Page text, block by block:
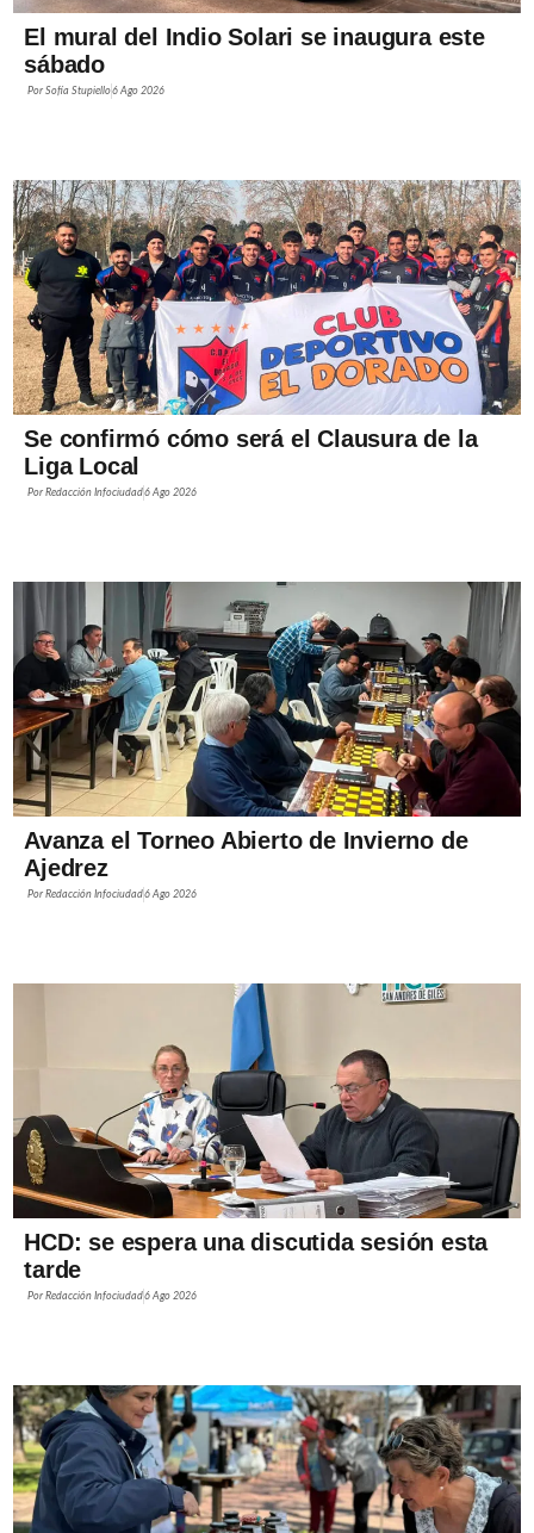
El mural del Indio Solari se inaugura este
sábado
PorSofía Stupiello6 Ago 2026
Se confirmó cómo será el Clausura de la
Liga Local
PorRedacción Infociudad6 Ago 2026
Avanza el Torneo Abierto de Invierno de
Ajedrez
PorRedacción Infociudad6 Ago 2026
HCD: se espera una discutida sesión esta
tarde
PorRedacción Infociudad6 Ago 2026